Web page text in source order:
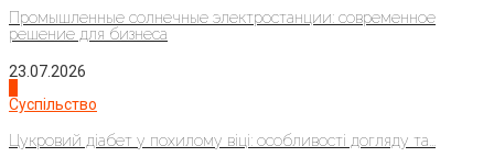
Промышленные солнечные электростанции: современное
решение для бизнеса
23.07.2026
Суспільство
Цукровий діабет у похилому віці: особливості догляду та...